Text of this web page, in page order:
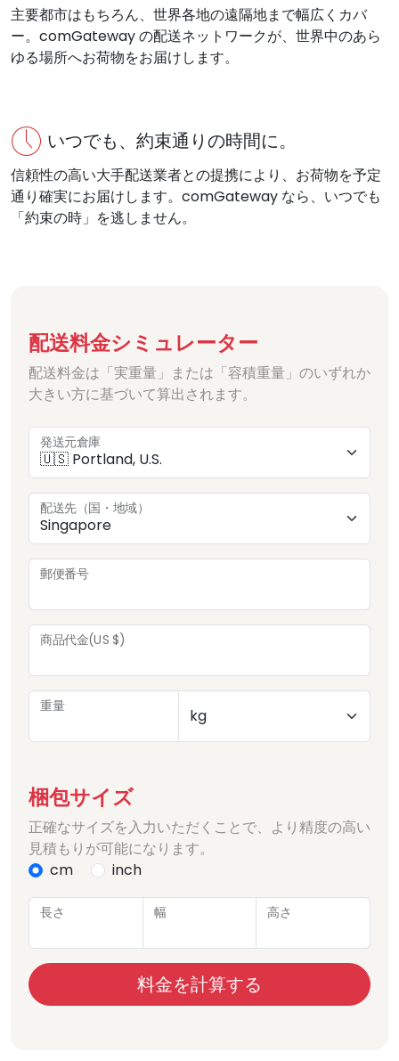
主要都市はもちろん、世界各地の遠隔地まで幅広くカバ
ー。comGateway の配送ネットワークが、世界中のあら
ゆる場所へお荷物をお届けします。
いつでも、約束通りの時間に。
信頼性の高い大手配送業者との提携により、お荷物を予定
通り確実にお届けします。comGateway なら、いつでも
「約束の時」を逃しません。
配送料金シミュレーター
配送料金は「実重量」または「容積重量」のいずれか
大きい方に基づいて算出されます。
発送元倉庫
配送先（国・地域）
郵便番号
商品代金(US $)
重量
梱包サイズ
正確なサイズを入力いただくことで、より精度の高い
見積もりが可能になります。
cm
inch
長さ 幅 高さ
料金を計算する